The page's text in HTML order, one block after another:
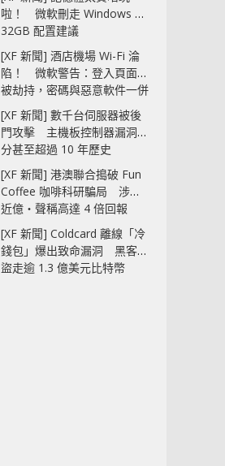
啦！ 微軟刪走 Windows 11
32GB 配置建議
[XF 新聞] 酒店機場 Wi-Fi 淪
陷！ 微軟警告：登入頁面可
被劫持，密碼與惡意軟件一併
中招
[XF 新聞] 數千台伺服器被後
門攻擊 主機板控制器漏洞部
分甚至超過 10 年歷史
[XF 新聞] 港澳聯合搗破 Fun
Coffee 咖啡科研騙局 涉款
近億‧聲稱高達 4 倍回報
[XF 新聞] Coldcard 離線「冷
錢包」爆出致命漏洞 黑客已
盜走逾 1.3 億美元比特幣